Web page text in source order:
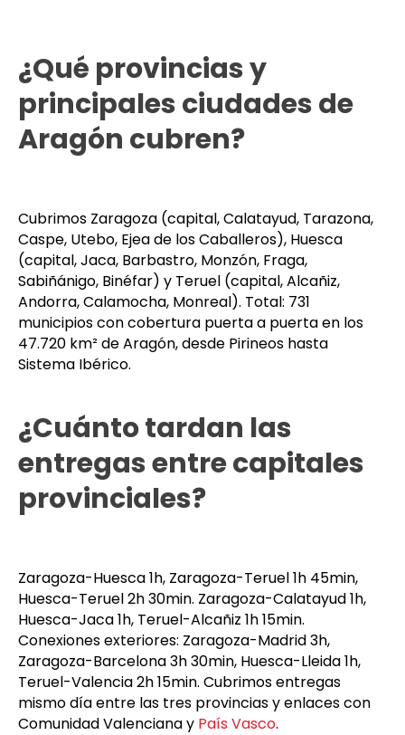
¿Qué provincias y
principales ciudades de
Aragón cubren?
Cubrimos Zaragoza (capital, Calatayud, Tarazona,
Caspe, Utebo, Ejea de los Caballeros), Huesca
(capital, Jaca, Barbastro, Monzón, Fraga,
Sabiñánigo, Binéfar) y Teruel (capital, Alcañiz,
Andorra, Calamocha, Monreal). Total: 731
municipios con cobertura puerta a puerta en los
47.720 km² de Aragón, desde Pirineos hasta
Sistema Ibérico.
¿Cuánto tardan las
entregas entre capitales
provinciales?
Zaragoza-Huesca 1h, Zaragoza-Teruel 1h 45min,
Huesca-Teruel 2h 30min. Zaragoza-Calatayud 1h,
Huesca-Jaca 1h, Teruel-Alcañiz 1h 15min.
Conexiones exteriores: Zaragoza-Madrid 3h,
Zaragoza-Barcelona 3h 30min, Huesca-Lleida 1h,
Teruel-Valencia 2h 15min. Cubrimos entregas
mismo día entre las tres provincias y enlaces con
Comunidad Valenciana y País Vasco.